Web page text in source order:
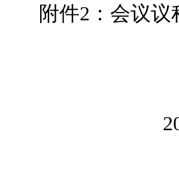
附件2：会议议